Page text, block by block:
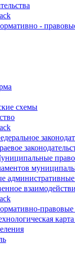
-
схемы
правовые